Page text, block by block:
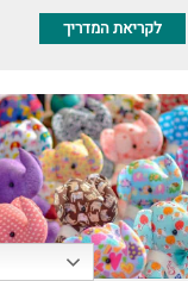
לקריאת המדריך